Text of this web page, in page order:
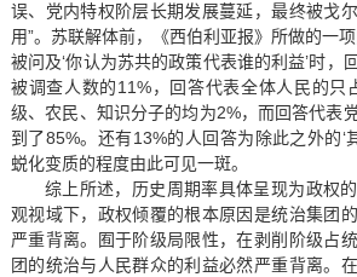
误、党内特权阶层长期发展蔓延，最终被戈
用”。苏联解体前，《西伯利亚报》所做的一
被问及‘你认为苏共的政策代表谁的利益’时，
被调查人数的11%，回答代表全体人民的只
级、农民、知识分子的均为2%，而回答代表
到了85%。还有13%的人回答为除此之外的‘
蜕化变质的程度由此可见一斑。
综上所述，历史周期率具体呈现为政权
观视域下，政权倾覆的根本原因是统治集团
严重背离。囿于阶级局限性，在剥削阶级占
团的统治与人民群众的利益必然严重背离。